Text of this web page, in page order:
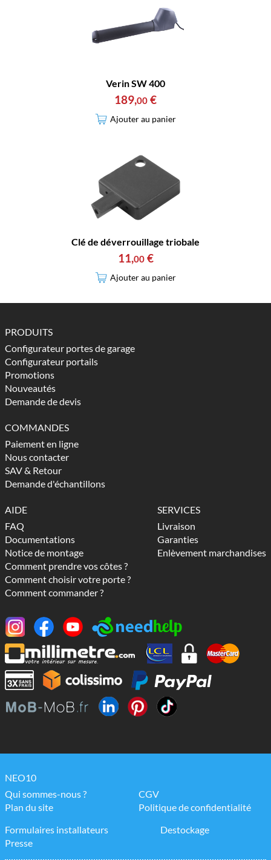
Verin SW 400
189,00 €
Ajouter au panier
Clé de déverrouillage triobale
11,00 €
Ajouter au panier
PRODUITS
Configurateur portes de garage
Configurateur portails
Promotions
Nouveautés
Demande de devis
COMMANDES
Paiement en ligne
Nous contacter
SAV & Retour
Demande d'échantillons
AIDE
FAQ
Documentations
Notice de montage
Comment prendre vos côtes ?
Comment choisir votre porte ?
Comment commander ?
SERVICES
Livraison
Garanties
Enlèvement marchandises
NEO10
Qui sommes-nous ?
Plan du site
CGV
Politique de confidentialité
Formulaires installateurs
Presse
Destockage